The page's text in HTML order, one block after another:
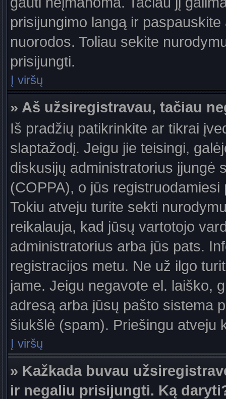
prisijungimo langą ir
nuorodos. Toliau sekite
prisijungti.
Į viršų
» Aš užsiregistravau, tačiau
Iš pradžių patikrinkite ar tikrai
slaptažodį. Jeigu jie teisingi,
diskusijų administratorius įjungė
(COPPA), o jūs
Tokiu atveju turite sekti
reikalauja, kad jūsų vartotojo
administratorius arba jūs pats.
registracijos metu. Ne už ilgo
jame. Jeigu negavote el. laiško,
adresą arba jūsų pašto sistema
šiukšlė (spam). Priešingu atveju
Į viršų
» Kažkada buvau
ir negaliu prisijungti. Ką